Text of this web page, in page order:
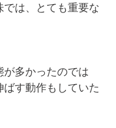
は、とても重要な
多かったのでは
す動作もしていた